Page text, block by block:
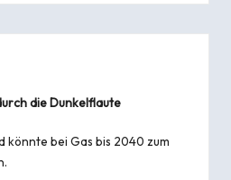
die Dunkelflaute
könnte bei Gas bis 2040 zum